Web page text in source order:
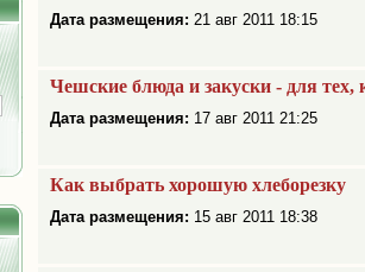
Дата размещения: 21 авг 2011 18:15
Чешские блюда и закуски - для тех,
Дата размещения: 17 авг 2011 21:25
Как выбрать хорошую хлеборезку
Дата размещения: 15 авг 2011 18:38